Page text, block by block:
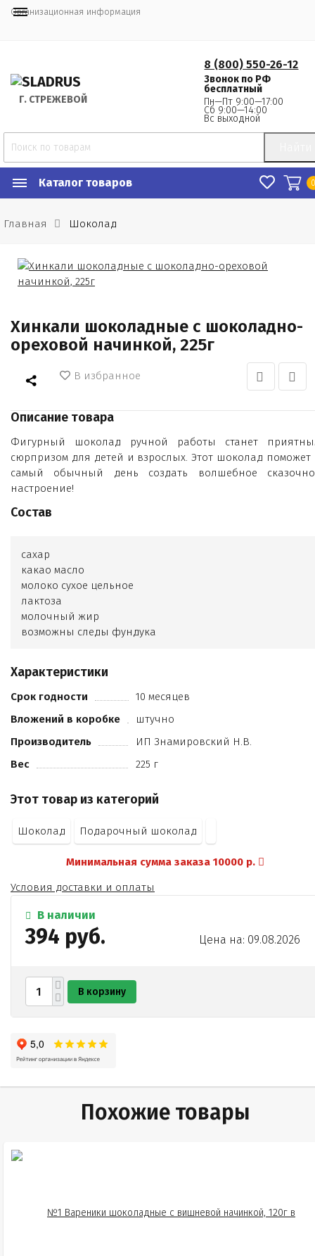
Организационная информация
Г. СТРЕЖЕВОЙ
8 (800) 550-26-12
Звонок по РФ
бесплатный
Пн—Пт 9:00—17:00
Сб 9:00—14:00
Вс выходной
Каталог товаров
Главная Шоколад
Хинкали шоколадные с шоколадно-
ореховой начинкой, 225г
В избранное
Описание товара
Фигурный шоколад ручной работы станет
сюрпризом для детей и взрослых. Этот шоколад поможет
самый обычный день создать волшебное
настроение!
Состав
сахар
какао масло
молоко сухое цельное
лактоза
молочный жир
возможны следы фундука
какао продуктов не менее 28%
кандурин
пищевой краситель.
Характеристики
Срок годности
10 месяцев
Вложений в коробке
штучно
Производитель
ИП Знамировский Н.В.
Вес
225 г
Этот товар из категорий
Шоколад Подарочный шоколад
Минимальная сумма заказа 10000 р.
Условия доставки и оплаты
В наличии
394 руб. Цена на: 09.08.2026
В корзину
Похожие товары